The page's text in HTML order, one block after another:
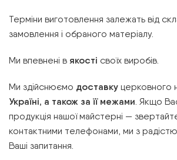
Терміни виготовлення залежать від
замовлення і обраного матеріалу.
Ми впевнені в якості своїх виробів.
Ми здійснюємо доставку церковного
Україні, а також за її межами. Якщо
продукція нашої майстерні —
контактними телефонами, ми з радістю
Ваші запитання.